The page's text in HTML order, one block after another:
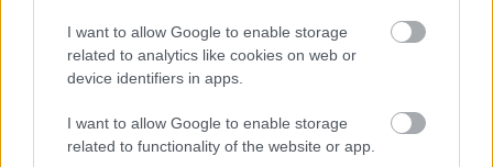
I want to allow Google to enable storage
related to analytics like cookies on web or
device identifiers in apps.
I want to allow Google to enable storage
related to functionality of the website or app.
Az ellenzék mostanra meggyőzte magát,
hogy nincs más út egy ilyen nagy blokk ellen
győzni, csak ha eggyé kovácsolja erejét. A